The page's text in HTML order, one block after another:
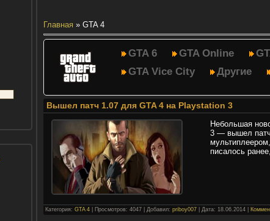
Главная» GTA 4
GTA 6 GTA Online
GTA Vice City
Другие
Вышел патч 1.07 для GTA 4 на Playstation 3
Небольшая
3 — вышел патч
писалось
Категория: GTA 4| Просмотров: 4047 | Добавил: priboy007| Дата: 18.06.2014|